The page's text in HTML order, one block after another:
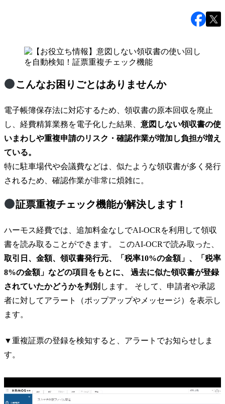
こんなお困りごとはありませんか
電子帳簿保存法に対応するため、領収書の原本回収を廃止
し、経費精算業務を電子化した結果、 意図しない領収書の使
いまわしや重複申請のリスク・確認作業が増加し負担が増え
ている。
特に駐車場代や会議費などは、似たような領収書が多く発行
されるため、確認作業が非常に煩雑に。
証票重複チェック機能が解決します！
ハーモス経費では、追加料金なしでAI-OCRを利用して領収
書を読み取ることができます。 このAI-OCRで読み取った、
取引日、金額、領収書発行元、「税率10%の金額」、「税率
8%の金額」などの項目をもとに、 過去に似た領収書が登録
されていたかどうかを判別 します。 そして、申請者や承認
者に対してアラート（ポップアップやメッセージ）を表示し
ます。
▼重複証票の登録を検知すると、アラートでお知らせしま
す。